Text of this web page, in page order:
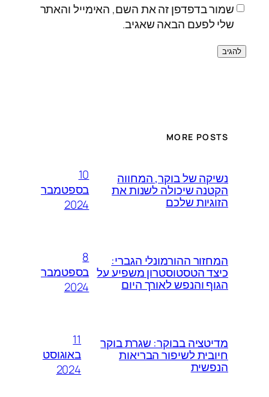
שמור בדפדפן זה את השם, האימייל והאתר
שלי לפעם הבאה שאגיב.
MORE POSTS
נשיקה של בוקר, המחווה
הקטנה שיכולה לשנות את
הזוגיות שלכם
10
בספטמבר
2024
המחזור ההורמונלי הגברי:
כיצד הטסטוסטרון משפיע על
הגוף והנפש לאורך היום
8
בספטמבר
2024
מדיטציה בבוקר: שגרת בוקר
חיובית לשיפור הבריאות
הנפשית
11
באוגוסט
2024